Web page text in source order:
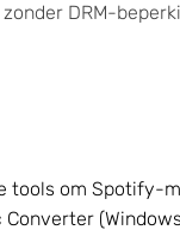
DRM-
tools om Spotify-